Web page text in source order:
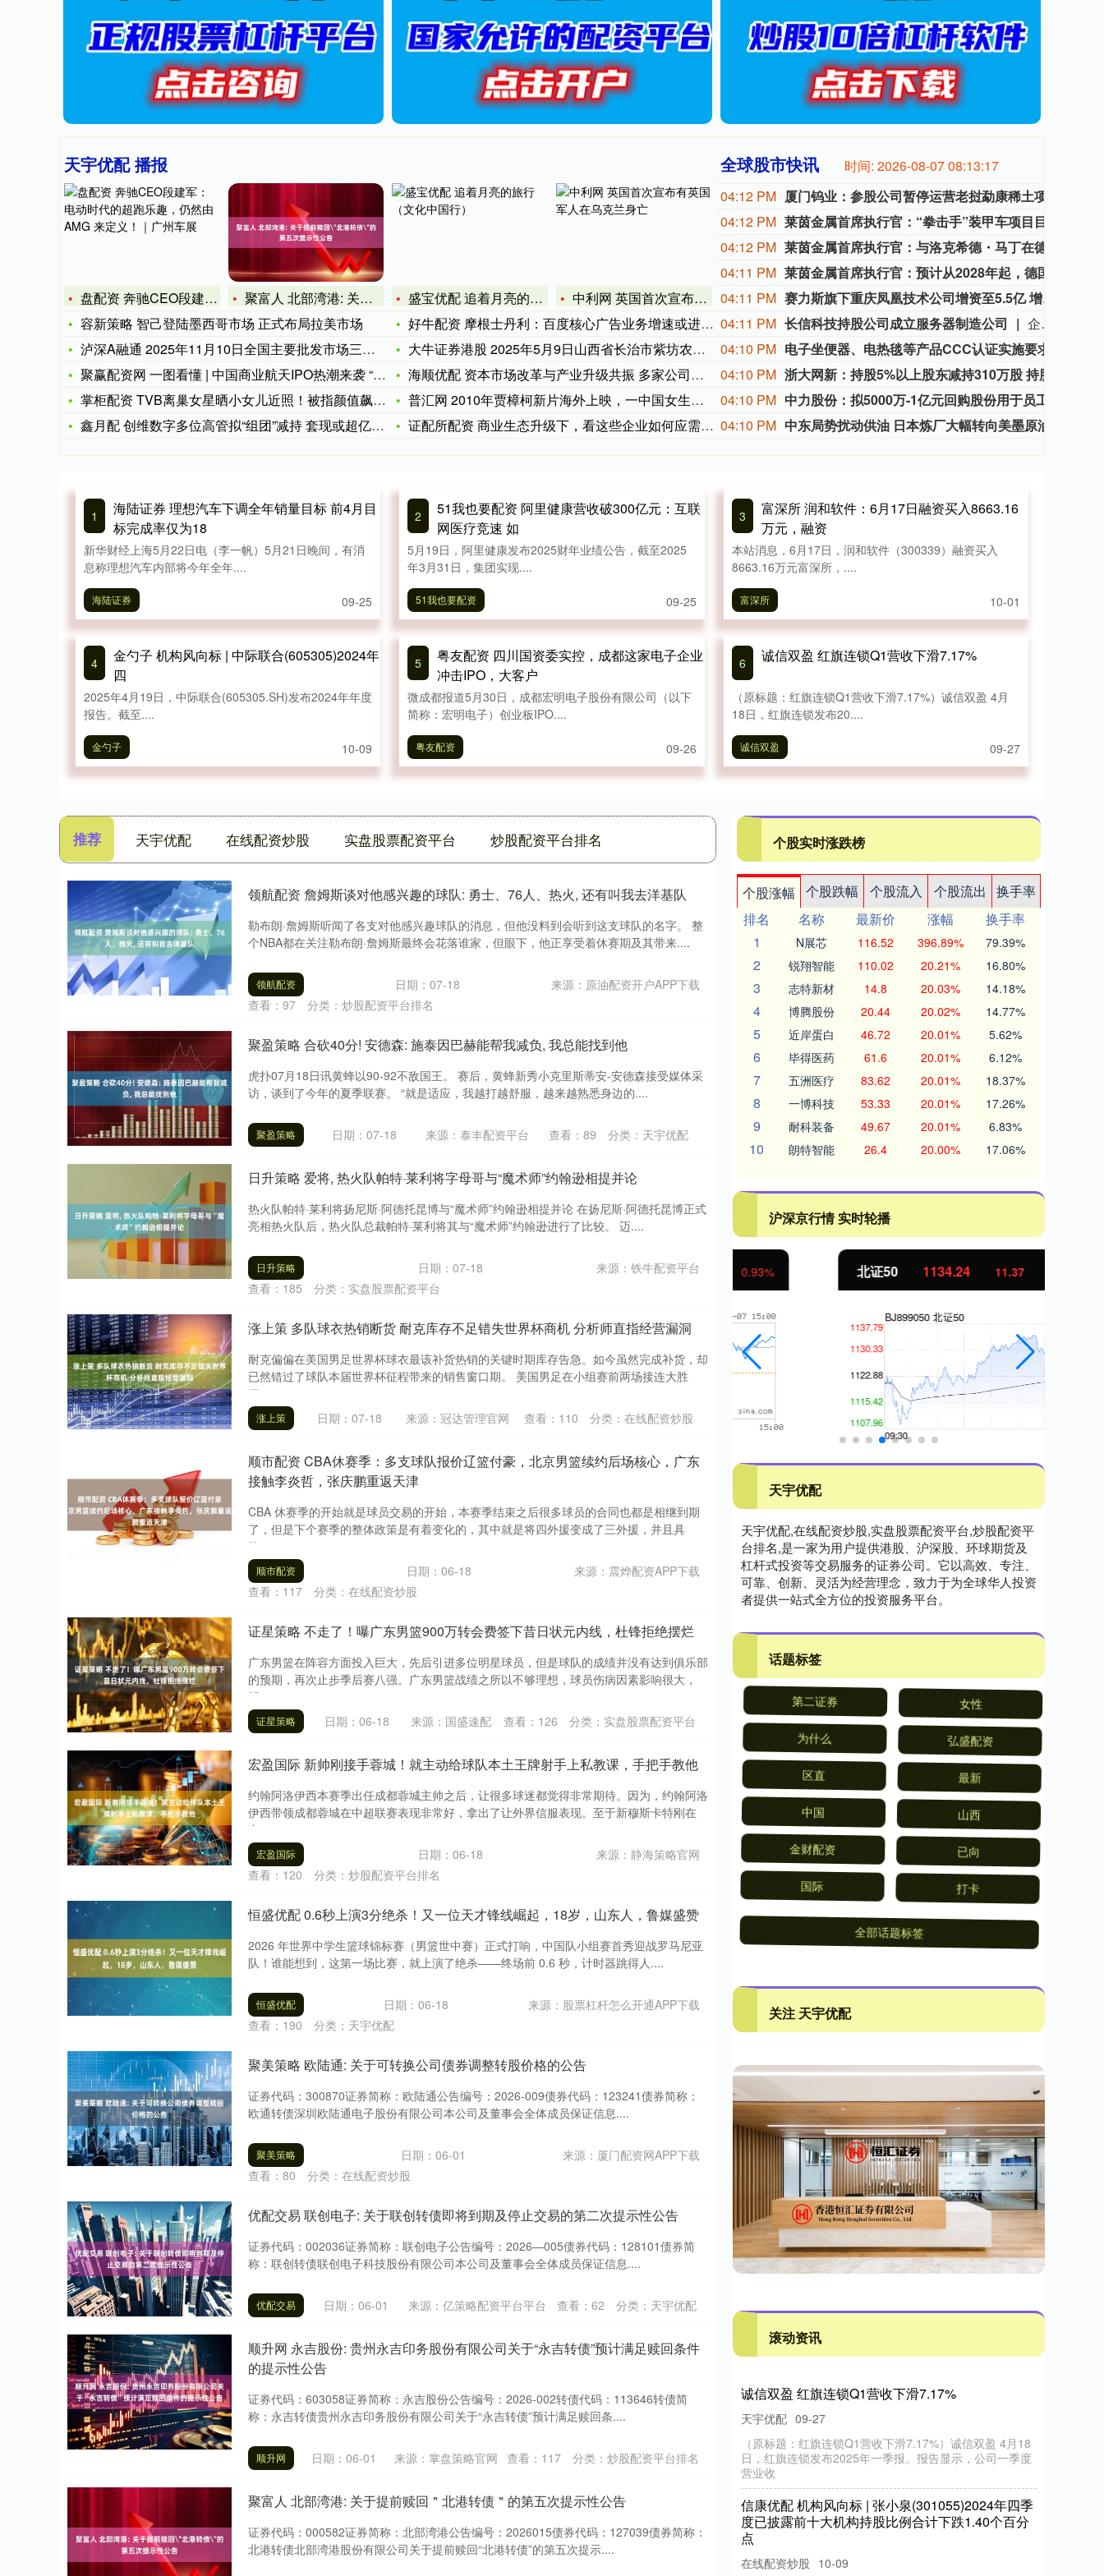
天宇优配 播报
盘配资 奔驰CEO段建军：电动时代的超跑乐趣，仍然由AMG
聚富人 北部湾港: 关于提前赎回＂北港转债＂的第五次提示性公
容新策略 智己登陆墨西哥市场 正式布局拉美市场
泸深A融通 2025年11月10日全国主要批发市场三黄鸡价格
聚赢配资网 一图看懂 | 中国商业航天IPO热潮来袭 “火箭
掌柜配资 TVB离巢女星晒小女儿近照！被指颜值飙升，美过混血
鑫月配 创维数字多位高管拟“组团”减持 套现或超亿元 公司业
盛宝优配 追着月亮的旅行（文化中国行）
中利网 英国首次宣布有英国军人在乌克兰身亡
好牛配资 摩根士丹利：百度核心广告业务增速或进一步放缓 下调
大牛证券港股 2025年5月9日山西省长治市紫坊农产品综合交
海顺优配 资本市场改革与产业升级共振 多家公司重组计划“揭幕
普汇网 2010年贾樟柯新片海外上映，一中国女生质问：你为什
证配所配资 商业生态升级下，看这些企业如何应需而变
全球股市快讯 时间: 2026-08-07 08:13:18
04:12 PM
04:12 PM
04:12 PM
04:11 PM
04:11 PM
赛力斯旗下重庆凤凰技术公司增资至5.5亿 增幅1000%
04:11 PM 长信科技持股公司成立服务器制造公司
企查查APP显示，近日，芜湖长信服务器制造有限公司成立，法定代表人为陈伟达，注册资本为2000万元，经营范围包含：人工智能应用软件开发；云计算设备销售；云计算设备制造；电子元器件批发；光电子器件销售等。企查查股权穿透显示，该公司由长信科技持股的芜湖长信智算科技有限公司全资持股。
04:10 PM
04:10 PM
04:10 PM
04:10 PM
1
海陆证券 理想汽车下调全年销量目标 前4月目
标完成率仅为18
新华财经上海5月22日电（李一帆）5月21日晚间，有消
息称理想汽车内部将今年全年....
海陆证券 09-25
2
51我也要配资 阿里健康营收破300亿元：互联
网医疗竞速 如
5月19日，阿里健康发布2025财年业绩公告，截至2025
年3月31日，集团实现....
51我也要配资 09-25
3
富深所 润和软件：6月17日融资买入8663.16
万元，融资
本站消息，6月17日，润和软件（300339）融资买入
8663.16万元富深所，....
富深所 10-01
4
金勺子 机构风向标 | 中际联合(605305)2024年
四
2025年4月19日，中际联合(605305.SH)发布2024年年度
报告。截至....
金勺子 10-09
5
粤友配资 四川国资委实控，成都这家电子企业
冲击IPO，大客户
微成都报道5月30日，成都宏明电子股份有限公司（以下
简称：宏明电子）创业板IPO....
粤友配资 09-26
6 诚信双盈 红旗连锁Q1营收下滑7.17%
（原标题：红旗连锁Q1营收下滑7.17%）诚信双盈 4月
18日，红旗连锁发布20....
诚信双盈 09-27
推荐 天宇优配 在线配资炒股 实盘股票配资平台 炒股配资平台排名
领航配资 詹姆斯谈对他感兴趣的球队: 勇士、76人、热火, 还有叫我去洋基队
勒布朗·詹姆斯听闻了各支对他感兴趣球队的消息，但他没料到会听到这支球队的名字。 整
个NBA都在关注勒布朗·詹姆斯最终会花落谁家，但眼下，他正享受着休赛期及其带来....
领航配资 日期：07-18
来源：原油配资开户APP下载
查看： 97 分类： 炒股配资平台排名
聚盈策略 合砍40分! 安德森: 施泰因巴赫能帮我减负, 我总能找到他
虎扑07月18日讯黄蜂以90-92不敌国王。 赛后，黄蜂新秀小克里斯蒂安-安德森接受媒体采
访，谈到了今年的夏季联赛。 “就是适应，我越打越舒服，越来越熟悉身边的....
聚盈策略 日期：07-18 来源：泰丰配资平台 查看： 89 分类： 天宇优配
日升策略 爱将, 热火队帕特·莱利将字母哥与“魔术师”约翰逊相提并论
热火队帕特·莱利将扬尼斯·阿德托昆博与“魔术师”约翰逊相提并论 在扬尼斯·阿德托昆博正式
亮相热火队后，热火队总裁帕特·莱利将其与“魔术师”约翰逊进行了比较。 迈....
日升策略 日期：07-18
来源：铁牛配资平台
查看： 185 分类： 实盘股票配资平台
涨上策 多队球衣热销断货 耐克库存不足错失世界杯商机 分析师直指经营漏洞
耐克偏偏在美国男足世界杯球衣最该补货热销的关键时期库存告急。如今虽然完成补货，却
已然错过了球队本届世界杯征程带来的销售窗口期。 美国男足在小组赛前两场接连大胜
巴....
涨上策 日期：07-18 来源：冠达管理官网 查看： 110 分类： 在线配资炒股
顺市配资 CBA休赛季：多支球队报价辽篮付豪，北京男篮续约后场核心，广东
接触李炎哲，张庆鹏重返天津
CBA 休赛季的开始就是球员交易的开始，本赛季结束之后很多球员的合同也都是相继到期
了，但是下个赛季的整体政策是有着变化的，其中就是将四外援变成了三外援，并且具
体....
顺市配资 日期：06-18
来源：震烨配资APP下载
查看： 117 分类： 在线配资炒股
证星策略 不走了！曝广东男篮900万转会费签下昔日状元内线，杜锋拒绝摆烂
广东男篮在阵容方面投入巨大，先后引进多位明星球员，但是球队的成绩并没有达到俱乐部
的预期，再次止步季后赛八强。广东男篮战绩之所以不够理想，球员伤病因素影响很大，
胡....
证星策略 日期：06-18 来源：国盛速配 查看： 126 分类： 实盘股票配资平台
宏盈国际 新帅刚接手蓉城！就主动给球队本土王牌射手上私教课，手把手教他
约翰阿洛伊西本赛季出任成都蓉城主帅之后，让很多球迷都觉得非常期待。因为，约翰阿洛
伊西带领成都蓉城在中超联赛表现非常好，拿出了让外界信服表现。至于新穆斯卡特刚在
中....
宏盈国际 日期：06-18
来源：静海策略官网
查看： 120 分类： 炒股配资平台排名
恒盛优配 0.6秒上演3分绝杀！又一位天才锋线崛起，18岁，山东人，鲁媒盛赞
2026 年世界中学生篮球锦标赛（男篮世中赛）正式打响，中国队小组赛首秀迎战罗马尼亚
队！谁能想到，这第一场比赛，就上演了绝杀——终场前 0.6 秒，计时器跳得人....
恒盛优配 日期：06-18
来源：股票杠杆怎么开通APP下载
查看： 190 分类： 天宇优配
聚美策略 欧陆通: 关于可转换公司债券调整转股价格的公告
证券代码：300870证券简称：欧陆通公告编号：2026-009债券代码：123241债券简称：
欧通转债深圳欧陆通电子股份有限公司本公司及董事会全体成员保证信息....
聚美策略 日期：06-01
来源：厦门配资网APP下载
查看： 80 分类： 在线配资炒股
优配交易 联创电子: 关于联创转债即将到期及停止交易的第二次提示性公告
证券代码：002036证券简称：联创电子公告编号：2026—005债券代码：128101债券简
称：联创转债联创电子科技股份有限公司本公司及董事会全体成员保证信息....
优配交易 日期：06-01 来源：亿策略配资平台平台 查看：62 分类： 天宇优配
顺升网 永吉股份: 贵州永吉印务股份有限公司关于“永吉转债”预计满足赎回条件
的提示性公告
证券代码：603058证券简称：永吉股份公告编号：2026-002转债代码：113646转债简
称：永吉转债贵州永吉印务股份有限公司关于“永吉转债”预计满足赎回条....
顺升网 日期：06-01 来源：掌盘策略官网 查看： 117 分类： 炒股配资平台排名
聚富人 北部湾港: 关于提前赎回＂北港转债＂的第五次提示性公告
证券代码：000582证券简称：北部湾港公告编号：2026015债券代码：127039债券简称：
北港转债北部湾港股份有限公司关于提前赎回“北港转债”的第五次提示....
个股实时涨跌榜
个股涨幅 个股跌幅 个股流入 个股流出
换手率
排名
名称 最新价 涨幅
换手率
1
N展芯 116.52 396.89% 79.39%
2 锐翔智能 110.02 20.21% 16.80%
3 志特新材 14.8 20.03% 14.18%
4 博腾股份 20.44 20.02% 14.77%
5 近岸蛋白 46.72 20.01% 5.62%
6 毕得医药 61.6 20.01% 6.12%
7 五洲医疗 83.62 20.01% 18.37%
8 一博科技 53.33 20.01% 17.26%
9 耐科装备 49.67 20.01% 6.83%
10 朗特智能 26.4 20.00% 17.06%
沪深京行情 实时轮播
深证成指 14311.01 200.89 沪深300 43.13 0.93% 1134.24 11.37 1.01%
天宇优配
天宇优配,在线配资炒股,实盘股票配资平台,炒股配资平
台排名,是一家为用户提供港股、沪深股、环球期货及
杠杆式投资等交易服务的证券公司。它以高效、专注、
可靠、创新、灵活为经营理念，致力于为全球华人投资
者提供一站式全方位的投资服务平台。
话题标签
第二证券 女性
为什么 弘盛配资
区直 最新
中国 山西
金财配资 已向
国际 打卡
全部话题标签
关注 天宇优配
滚动资讯
鸿E配资 万科A: 万科企业股份有限公司关于行
使“22万科05”公司债券赎回选择权的第一次提示性
公告
实盘股票配资平台 12-31
万科企业股份有限公司关于行使“22万科05”公司债券赎回
选择权的第一次提示性公告证券代码：000002、
299903、1
火牛配资 海康威视：6月17日融资买入
元，融资融券余额31.91亿元